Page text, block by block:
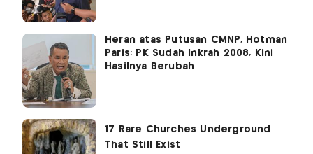
Heran atas Putusan CMNP, Hotman
Paris: PK Sudah Inkrah 2008, Kini
Hasilnya Berubah